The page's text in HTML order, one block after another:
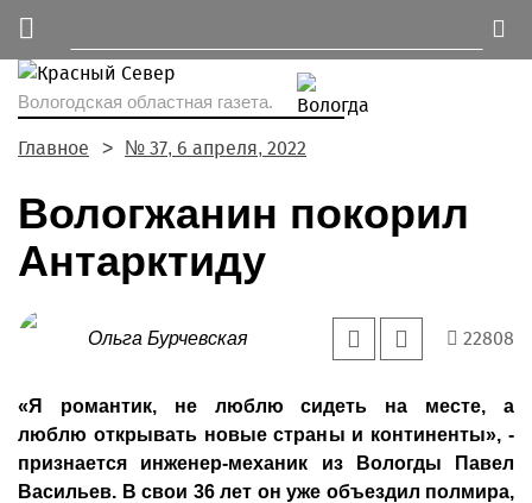
Вологодская областная газета.
Главное № 37, 6 апреля, 2022
Вологжанин покорил
Антарктиду
Ольга Бурчевская 22808
«Я романтик, не люблю сидеть на месте, а
люблю открывать новые страны и континенты», -
признается инженер-механик из Вологды Павел
Васильев. В свои 36 лет он уже объездил полмира,